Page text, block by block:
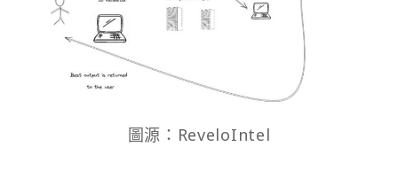
圖源：ReveloIntel